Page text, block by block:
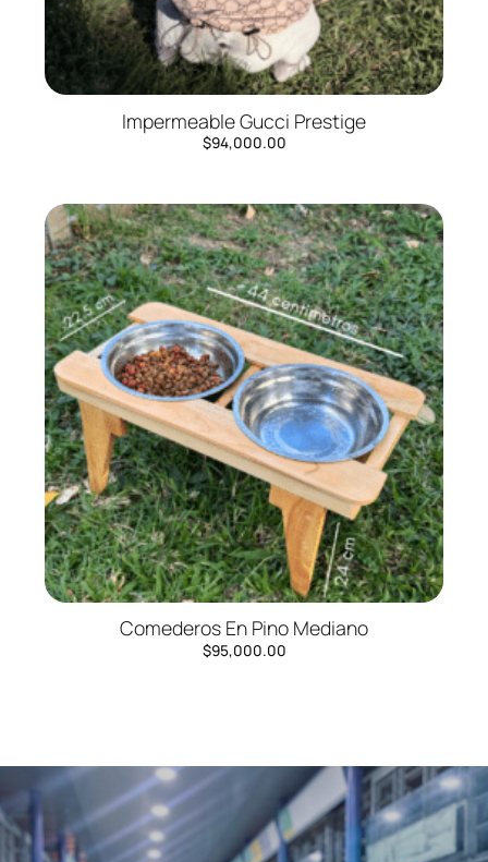
Impermeable Gucci Prestige
$94,000.00
Comederos En Pino Mediano
$95,000.00